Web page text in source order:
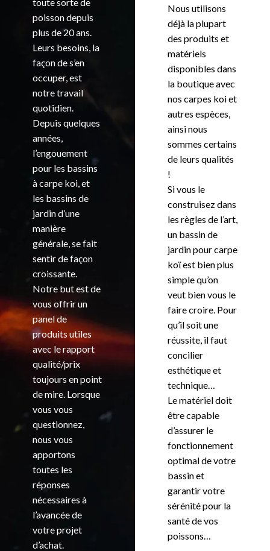
poisson depuis
plus de 20 ans.
Leurs besoins, la
façon de s’en
occuper, est
notre travail
quotidien.
Depuis quelques
années,
l’engouement
pour les bassins
à carpe koi, et
les bassins de
jardin d’une
manière
générale, se fait
sentir de façon
croissante.
Notre but est de
vous offrir un
panel de
produits utiles
avec le rapport
qualité/prix
toujours en point
de mire. Lorsque
vous vous
questionnez,
nous vous
apportons
toutes les
réponses
nécessaires à
l’avancée de
votre projet
d’achat.
Nous utilisons
déjà la plupart
des produits et
matériels
disponibles dans
la boutique avec
nos carpes koi et
autres espèces,
ainsi nous
sommes certains
de leurs qualités
!
Si vous le
construisez dans
les règles de l’art,
un bassin de
jardin pour carpe
koï est bien plus
simple qu’on
veut bien vous le
faire croire. Pour
qu’il soit une
réussite, il faut
concilier
esthétique et
technique…
Le matériel doit
être capable
d’assurer le
fonctionnement
optimal de votre
bassin et
garantir votre
sérénité pour la
santé de vos
poissons…